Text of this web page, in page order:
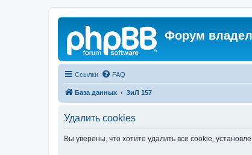
Форум
Ссылки FAQ
База данных ЗиЛ 157
Удалить cookies
Вы уверены, что хотите удалить все cookie,